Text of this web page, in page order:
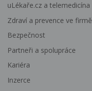
uLékaře.cz a telemedicína
Zdraví a prevence ve firmě
Bezpečnost
Partneři a spolupráce
Kariéra
Inzerce